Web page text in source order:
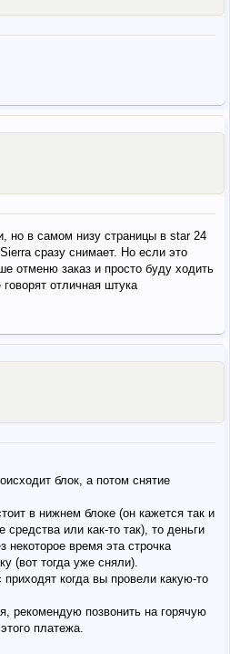
но в самом низу страницы в star 24
сразу снимает. Но если это
отменю заказ и просто буду ходить
отличная штука
блок, а потом снятие
в нижнем блоке (он кажется так и
средства или как-то так), то деньги
некоторое время эта строчка
(вот тогда уже сняли).
когда вы провели какую-то
рекомендую позвонить на горячую
платежа.